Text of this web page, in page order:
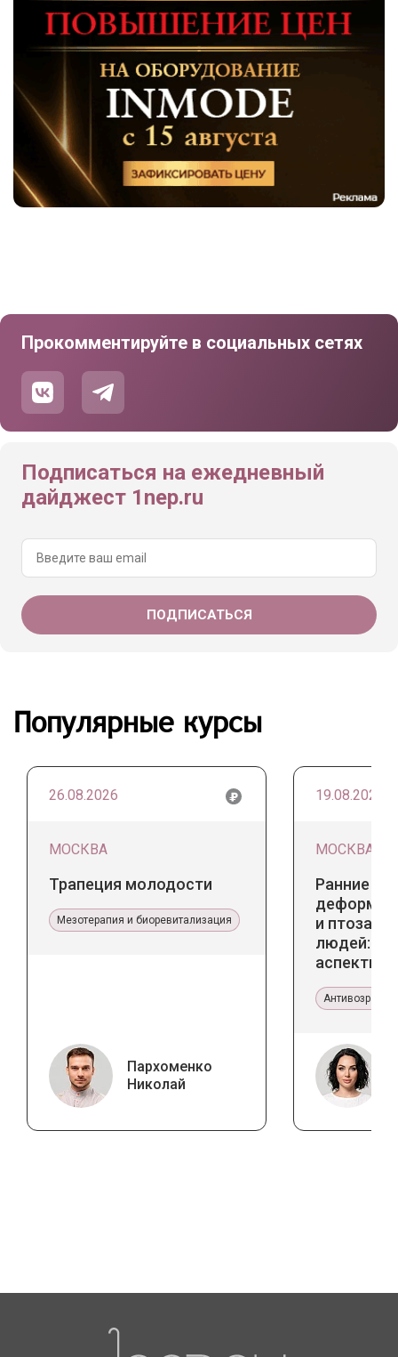
Прокомментируйте в социальных сетях
Подписаться на ежедневный
дайджест 1nep.ru
Популярные курсы
26.08.2026
МОСКВА
Трапеция молодости
Мезотерапия и биоревитализация
Пархоменко
Николай
19.08.2026
МОСКВА
Ранние
и птоза у
людей:
аспекты
тенденции